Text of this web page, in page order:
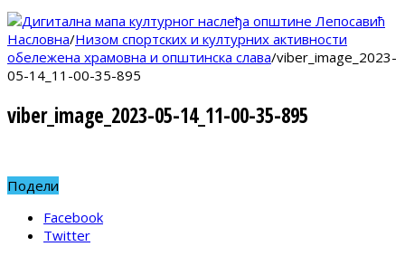
Насловна/Низом спортских и културних активности
обележена храмовна и општинска слава/viber_image_2023-
05-14_11-00-35-895
viber_image_2023-05-14_11-00-35-895
Подели
Facebook
Twitter